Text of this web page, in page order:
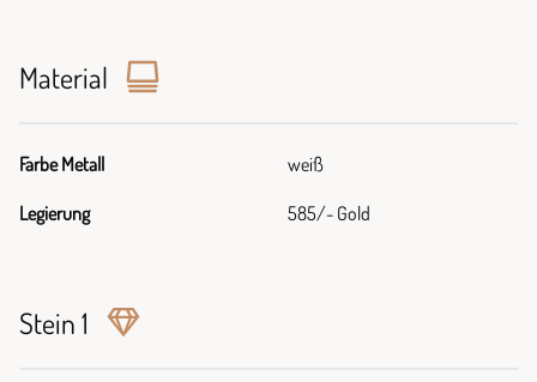
Material
Farbe Metall weiß
Legierung 585/- Gold
Stein 1